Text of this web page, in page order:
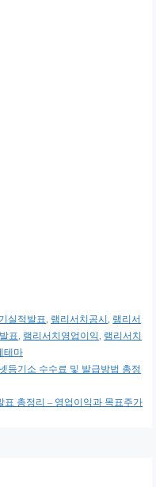
실적발표 램리서치공시 램리서
표 램리서치영업이익 램리서치
테마
등기소 수수료 및 발급방법 총정
표 총정리 – 영업이익과 목표주가